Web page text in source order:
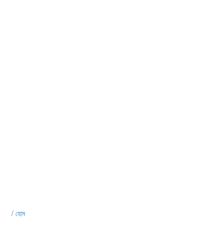
/ হোম